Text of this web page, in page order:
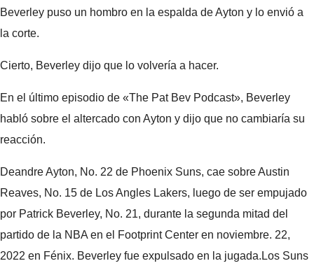
Beverley puso un hombro en la espalda de Ayton y lo envió a
la corte.
Cierto, Beverley dijo que lo volvería a hacer.
En el último episodio de «The Pat Bev Podcast», Beverley
habló sobre el altercado con Ayton y dijo que no cambiaría su
reacción.
Deandre Ayton, No. 22 de Phoenix Suns, cae sobre Austin
Reaves, No. 15 de Los Angles Lakers, luego de ser empujado
por Patrick Beverley, No. 21, durante la segunda mitad del
partido de la NBA en el Footprint Center en noviembre. 22,
2022 en Fénix. Beverley fue expulsado en la jugada.Los Suns